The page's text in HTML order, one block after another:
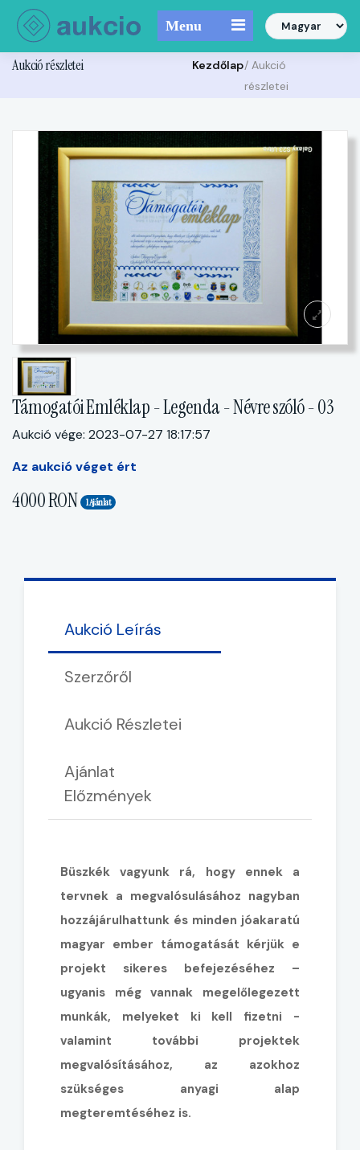
Menu
Aukció részletei Kezdőlap/ Aukció
részletei
Támogatói Emléklap - Legenda - Névre szóló - 03
Aukció vége: 2023-07-27 18:17:57
Az aukció véget ért
4000 RON 1 Ajánlat
Aukció Leírás
Szerzőről
Aukció Részletei
Ajánlat
Előzmények
Büszkék vagyunk rá, hogy ennek a
tervnek a megvalósulásához nagyban
hozzájárulhattunk és minden jóakaratú
magyar ember támogatását kérjük e
projekt sikeres befejezéséhez –
ugyanis még vannak megelőlegezett
munkák, melyeket ki kell fizetni -
valamint további projektek
megvalósításához, az azokhoz
szükséges anyagi alap
megteremtéséhez is.